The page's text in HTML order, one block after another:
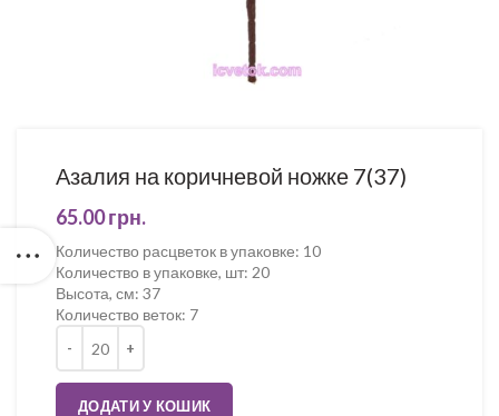
Азалия на коричневой ножке 7(37)
65.00грн.
Количество расцветок в упаковке: 10
Количество в упаковке, шт: 20
Высота, см: 37
Количество веток: 7
ДОДАТИ У КОШИК